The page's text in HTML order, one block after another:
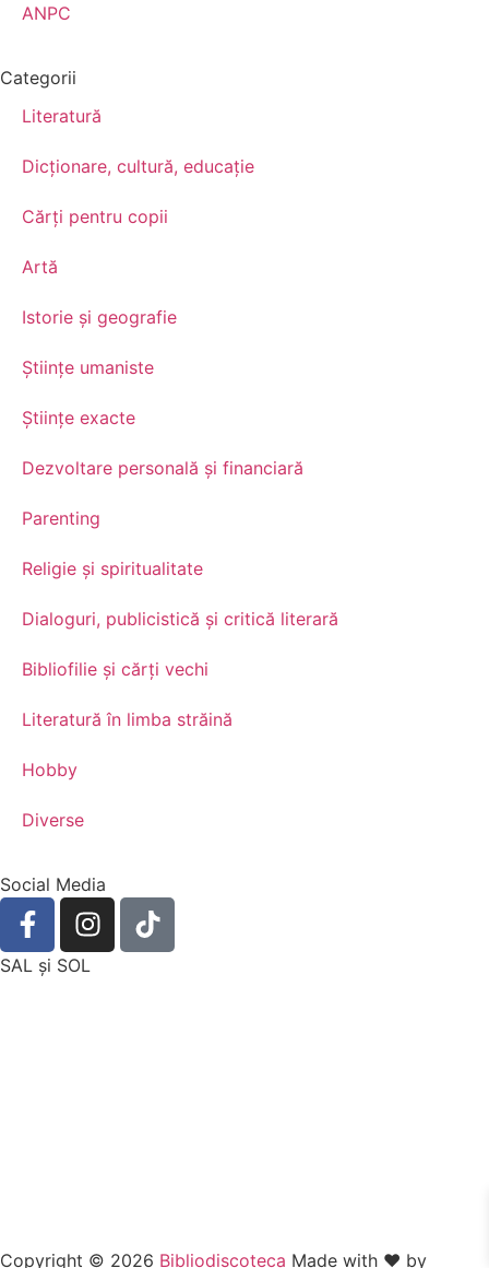
ANPC
Categorii
Literatură
Dicționare, cultură, educație
Cărți pentru copii
Artă
Istorie și geografie
Științe umaniste
Științe exacte
Dezvoltare personală şi financiară
Parenting
Religie și spiritualitate
Dialoguri, publicistică și critică literară
Bibliofilie și cărți vechi
Literatură în limba străină
Hobby
Diverse
Social Media
SAL şi SOL
Copyright © 2026 Bibliodiscoteca Made with ❤️ by